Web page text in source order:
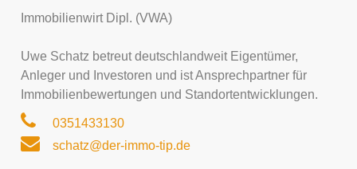
Immobilienwirt Dipl. (VWA)
Uwe Schatz betreut deutschlandweit Eigentümer,
Anleger und Investoren und ist Ansprechpartner für
Immobilienbewertungen und Standortentwicklungen.
0351433130
schatz@der-immo-tip.de